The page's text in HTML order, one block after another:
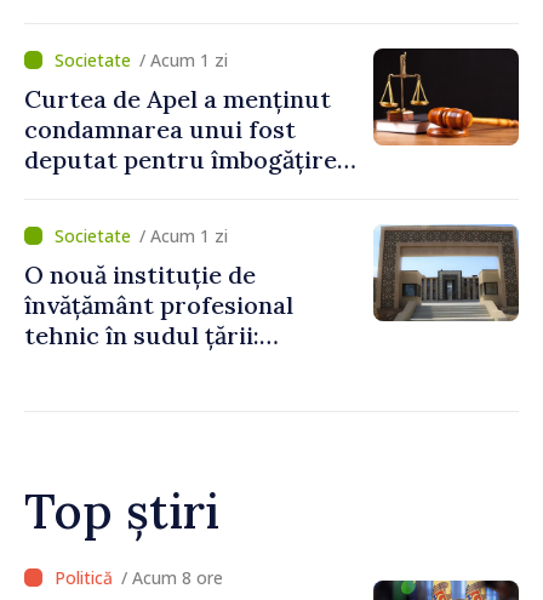
/ Acum 1 zi
Curtea de Apel a menținut
condamnarea unui fost
deputat pentru îmbogățire
statului peste 2,4 milioane
de lei
/ Acum 1 zi
O nouă instituție de
învățământ profesional
tehnic în sudul țării:
Top știri
/ Acum 8 ore